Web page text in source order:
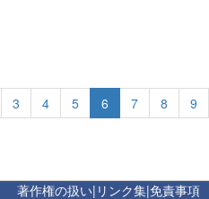
3 4 5 6 7 8 9
著作権の扱い| リンク集|免責事項